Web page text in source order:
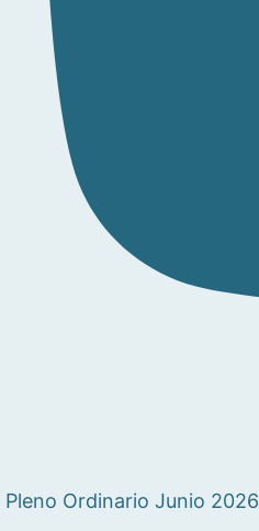
Pleno Ordinario Junio 2026